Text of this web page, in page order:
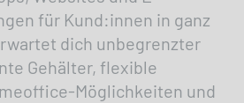
für Kund:innen in ganz
dich unbegrenzter
Gehälter, flexible
Möglichkeiten und